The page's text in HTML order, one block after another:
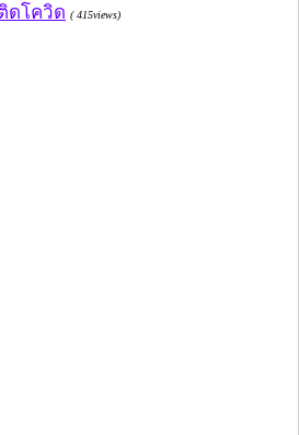
ดโควิด ( 415views)